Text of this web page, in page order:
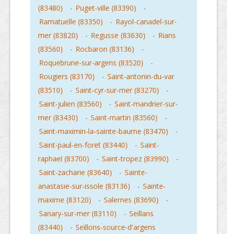
(83480)
- Puget-ville (83390)
-
Ramatuelle (83350)
- Rayol-canadel-sur-
mer (83820)
- Regusse (83630) - Rians
(83560)
- Rocbaron (83136)
-
Roquebrune-sur-argens (83520)
-
Rougiers (83170)
- Saint-antonin-du-var
(83510)
- Saint-cyr-sur-mer (83270)
-
Saint-julien (83560)
- Saint-mandrier-sur-
mer (83430)
- Saint-martin (83560)
-
Saint-maximin-la-sainte-baume (83470)
-
Saint-paul-en-foret (83440)
- Saint-
raphael (83700)
- Saint-tropez (83990)
-
Saint-zacharie (83640)
- Sainte-
anastasie-sur-issole (83136)
- Sainte-
maxime (83120)
- Salernes (83690)
-
Sanary-sur-mer (83110)
- Seillans
(83440)
- Seillons-source-d'argens